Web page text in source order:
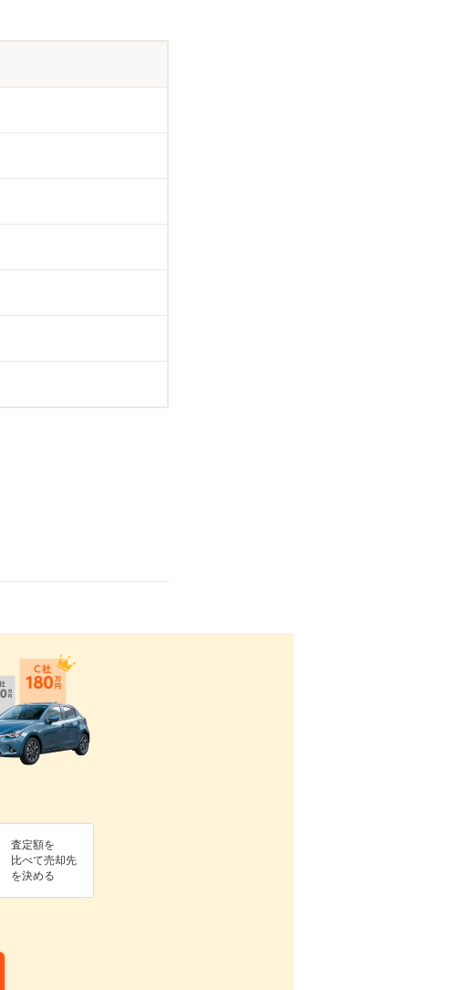
査定額を
比べて売却先
を決める